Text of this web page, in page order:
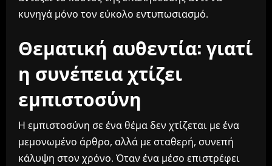
κυνηγά μόνο τον εύκολο εντυπωσιασμό.
Θεματική αυθεντία: γιατί
η συνέπεια χτίζει
εμπιστοσύνη
Η εμπιστοσύνη σε ένα θέμα δεν χτίζεται με ένα
μεμονωμένο άρθρο, αλλά με σταθερή, συνεπή
κάλυψη στον χρόνο. Όταν ένα μέσο επιστρέφει